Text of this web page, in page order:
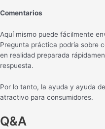
Comentarios
Aquí mismo puede fácilmente
Pregunta práctica podría sobre
en realidad preparada
respuesta.
Por lo tanto, la ayuda y ayuda
atractivo para consumidores.
Q&A